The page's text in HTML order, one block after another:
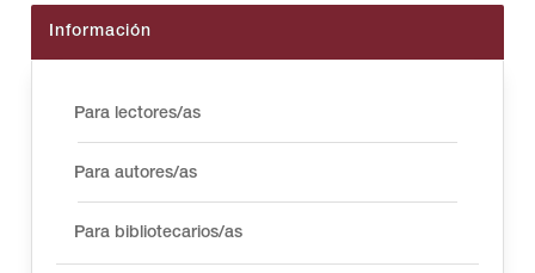
Información
Para lectores/as
Para autores/as
Para bibliotecarios/as